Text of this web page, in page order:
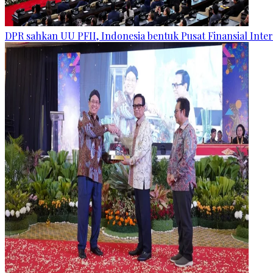
DPR sahkan UU PFII, Indonesia bentuk Pusat Finansial